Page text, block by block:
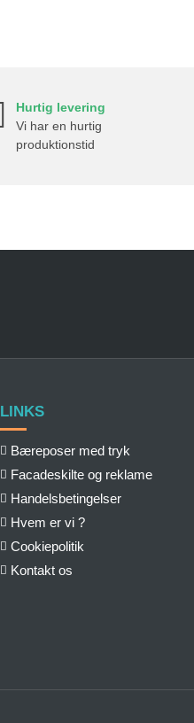
Hurtig levering
Vi har en hurtig
produktionstid
LINKS
Bæreposer med tryk
Facadeskilte og reklame
Handelsbetingelser
Hvem er vi ?
Cookiepolitik
Kontakt os